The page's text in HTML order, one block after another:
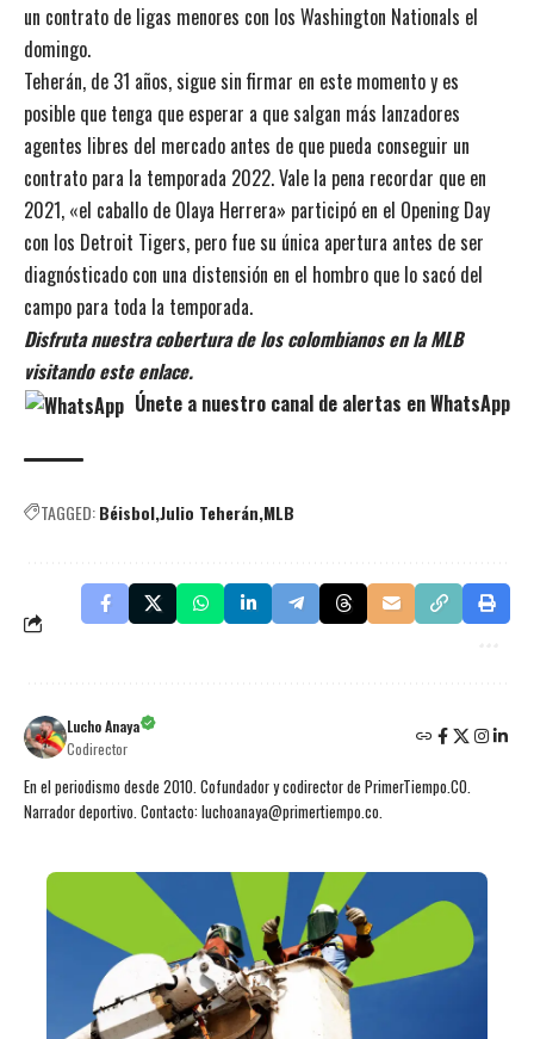
un contrato de ligas menores con los Washington Nationals el
domingo.
Teherán, de 31 años, sigue sin firmar en este momento y es
posible que tenga que esperar a que salgan más lanzadores
agentes libres del mercado antes de que pueda conseguir un
contrato para la temporada 2022. Vale la pena recordar que en
2021, «el caballo de Olaya Herrera» participó en el Opening Day
con los Detroit Tigers, pero fue su única apertura antes de ser
diagnósticado con una distensión en el hombro que lo sacó del
campo para toda la temporada.
Disfruta nuestra cobertura de los colombianos en la MLB
visitando este enlace.
Únete a nuestro canal de alertas en WhatsApp
TAGGED:BéisbolJulio Teherán MLB
Lucho Anaya
Codirector
En el periodismo desde 2010. Cofundador y codirector de PrimerTiempo.CO.
Narrador deportivo. Contacto: luchoanaya@primertiempo.co.